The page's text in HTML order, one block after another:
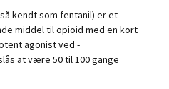
kendt som fentanil) er et
middel til opioid med en kort
agonist ved -
at være 50 til 100 gange